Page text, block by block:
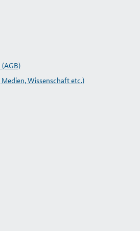
Wissenschaft etc.)